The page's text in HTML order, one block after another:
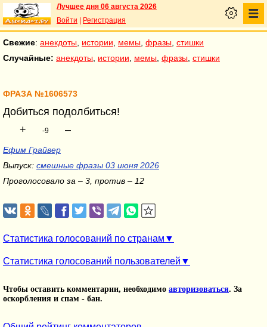
Лучшее дня 06 августа 2026
Войти
Регистрация
Свежие: анекдоты истории мемы фразы стишки
Случайные: анекдоты истории мемы фразы стишки
ФРАЗА №1606573
Добиться подолбиться!
+
-9 –
Ефим Грайвер
Выпуск: смешные фразы 03 июня 2026
Проголосовало за – 3, против – 12
Статистика голосований по странам
Статистика голосований пользователей
Чтобы оставить комментарии, необходимо авторизоваться. За
оскорбления и спам - бан.